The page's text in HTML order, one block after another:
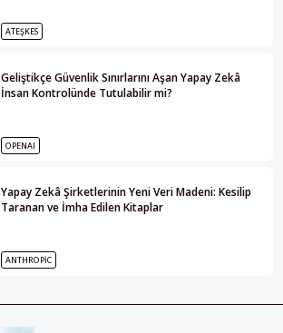
ATEŞKES
Geliştikçe Güvenlik Sınırlarını Aşan Yapay Zekâ
İnsan Kontrolünde Tutulabilir mi?
OPENAI
Yapay Zekâ Şirketlerinin Yeni Veri Madeni: Kesilip
Taranan ve İmha Edilen Kitaplar
ANTHROPIC